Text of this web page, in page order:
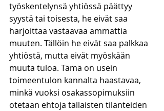
työskentelynsä yhtiössä päättyy
syystä tai toisesta, he eivät saa
harjoittaa vastaavaa ammattia
muuten. Tällöin he eivät saa palkkaa
yhtiöstä, mutta eivät myöskään
muuta tuloa. Tämä on usein
toimeentulon kannalta haastavaa,
minkä vuoksi osakassopimuksiin
otetaan ehtoja tällaisten tilanteiden